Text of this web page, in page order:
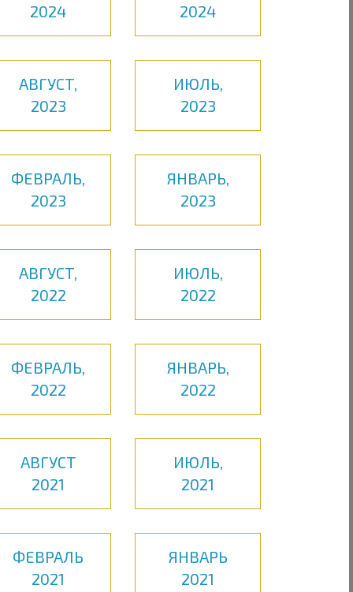
2024
2024
АВГУСТ,
2023
ИЮЛЬ,
2023
ФЕВРАЛЬ,
2023
ЯНВАРЬ,
2023
АВГУСТ,
2022
ИЮЛЬ,
2022
ФЕВРАЛЬ,
2022
ЯНВАРЬ,
2022
АВГУСТ
2021
ИЮЛЬ,
2021
ФЕВРАЛЬ
2021
ЯНВАРЬ
2021